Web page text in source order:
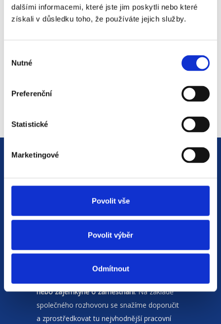
dalšími informacemi, které jste jim poskytli nebo které
získali v důsledku toho, že používáte jejich služby.
souhlasu
Nutné
Preferenční
Statistické
Marketingové
Povolit vše
Povolit výběr
Odmítnout
Přihlaste se k našemu
JsmeHR agenturas pobočkami v
Moravskoslezském kraji
a Polsku. Zakládáme
nebo zájemkyně o zaměstnání. Na základě
společného rozhovoru se snažíme doporučit
a zprostředkovat tu nejvhodnější pracovní